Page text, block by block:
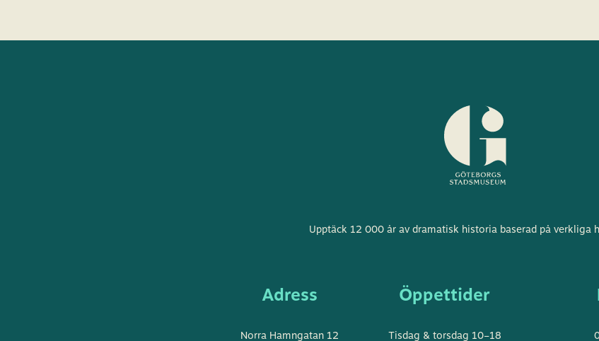
Göteborgs
Upptäck 12 000 år av dramatisk historia baserad på verkliga
Adress
Norra Hamngatan 12
Öppettider
Tisdag & torsdag 10–18